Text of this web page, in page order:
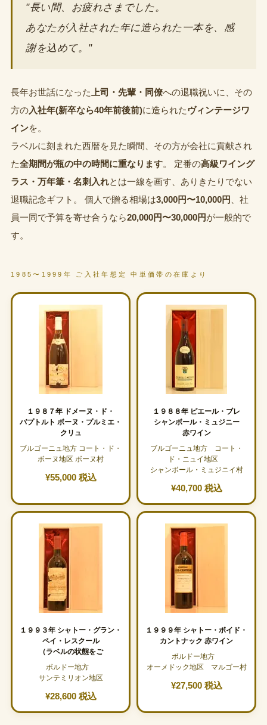
"長い間、お疲れさまでした。
あなたが入社された年に造られた一本を、感
謝を込めて。"
長年お世話になった 上司・先輩・同僚への退職祝いに、その
方の入社年(新卒なら40年前後前)に造られたヴィンテージワ
インを。
ラベルに刻まれた西暦を見た瞬間、その方が会社に貢献され
た全期間が瓶の中の時間に重なります。 定番の高級ワイング
ラス・万年筆・名刺入れとは一線を画す、ありきたりでない
退職記念ギフト。 個人で贈る相場は3,000円〜10,000円
、社
員一同で予算を寄せ合うなら20,000円〜30,000円が一般的で
す。
1985〜1999年 ご入社年想定 中単価帯の在庫より
１９８７年 ドメーヌ・ド・
バプトルト ボーヌ・プルミエ・
クリュ
ブルゴーニュ地方 コート・ド・
ボーヌ地区 ボーヌ村
¥55,000 税込
１９８８年 ピエール・ブレ
シャンボール・ミュジニー
赤ワイン
ブルゴーニュ地方 コート・
ド・ニュイ地区
シャンボール・ミュジニイ村
¥40,700 税込
１９９３年 シャトー・グラン・
ペイ・レスクール
（ラベルの状態をご
ボルドー地方
サンテミリオン地区
¥28,600 税込
１９９９年 シャトー・ボイド・
カントナック 赤ワイン
ボルドー地方
オーメドック地区 マルゴー村
¥27,500 税込